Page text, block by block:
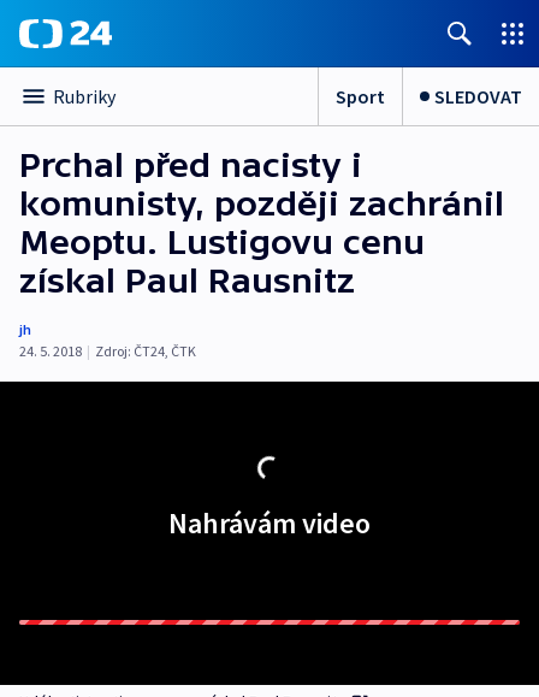
Rubriky Sport SLEDOVAT
Prchal před nacisty i
komunisty, později zachránil
Meoptu. Lustigovu cenu
získal Paul Rausnitz
jh
24. 5. 2018 | Zdroj: ČT24, ČTK
Nahrávám video